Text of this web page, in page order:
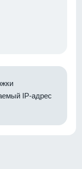
IP-адрес